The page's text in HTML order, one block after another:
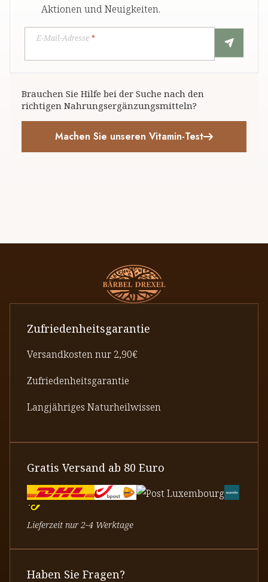
Aktionen und Neuigkeiten.
E-Mail-Adresse *
Brauchen Sie Hilfe bei der Suche nach den
richtigen Nahrungsergänzungsmitteln?
Machen Sie unseren Vitamin-Test
Zufriedenheitsgarantie
Versandkosten nur 2,90€
Zufriedenheitsgarantie
Langjähriges Naturheilwissen
Gratis Versand ab 80 Euro
Lieferzeit nur 2-4 Werktage
Haben Sie Fragen?